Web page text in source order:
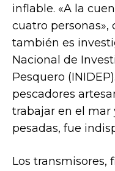
inflable. «A la
cuatro personas»,
también es
Nacional de
Pesquero
pescadores
trabajar en el mar
pesadas, fue
Los transmisores,